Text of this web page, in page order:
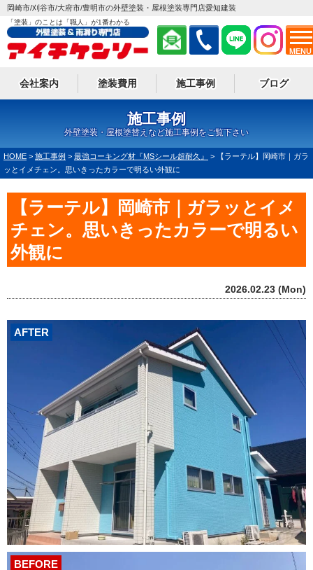
MENU
岡崎市/刈谷市/大府市/豊明市の外壁塗装・屋根塗装専門店愛知建装
「塗装」のことは「職人」が1番わかる
会社案内 塗装費用 施工事例 ブログ
施工事例
外壁塗装・屋根塗替えなど施工事例をご覧下さい
HOME > 施工事例 > 最強コーキング材『MSシール超耐久』 >
【ラーテル】岡崎市｜ガラ
ッとイメチェン。思いきったカラーで明るい外観に
【ラーテル】岡崎市｜ガラッとイメ
チェン。思いきったカラーで明るい
外観に
2026.02.23 (Mon)
AFTER
BEFORE